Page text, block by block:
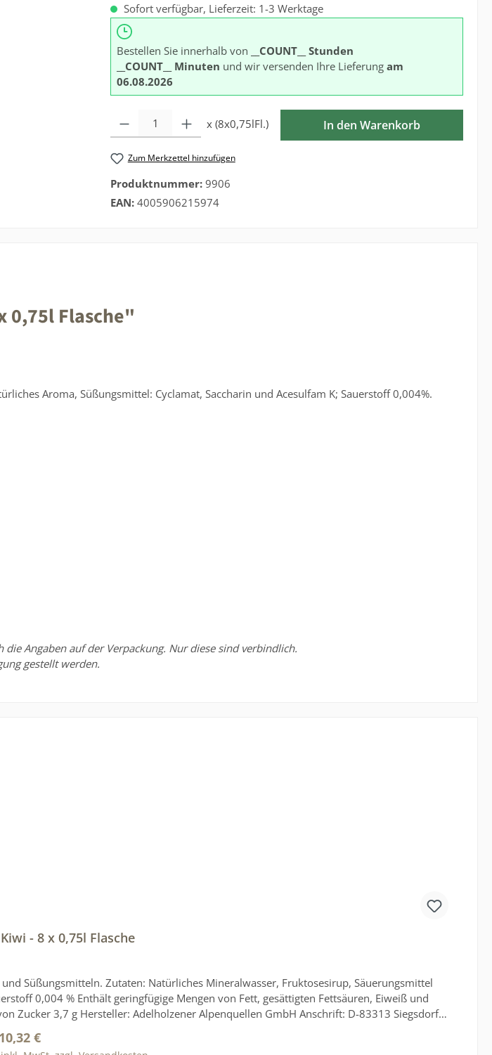
Sofort verfügbar, Lieferzeit: 1-3 Werktage
Bestellen Sie innerhalb von
__COUNT__ Stunden
__COUNT__ Minuten und wir versenden Ihre Lieferung am
06.08.2026
Produkt Anzahl: Gib den gewünschten Wert ein oder benutze die
x (8x0,75lFl.) In den Warenkorb
Zum Merkzettel hinzufügen
Produktnummer: 9906
EAN: 4005906215974
0,75l Flasche"
Aroma, Süßungsmittel: Cyclamat, Saccharin und Acesulfam K; Sauerstoff 0,004%.
Angaben auf der Verpackung. Nur diese sind verbindlich.
gestellt werden.
- 8 x 0,75l Flasche
Süßungsmitteln. Zutaten: Natürliches Mineralwasser, Fruktosesirup, Säuerungsmittel
Fettsäuren, Eiweiß und
Zucker 3,7 g Hersteller: Adelholzener Alpenquellen GmbH Anschrift: D-83313 Siegsdorf,
prüfen Sie zusätzlich die Angaben auf der Verpackung. Nur diese sind verbindlich. Dies
Regulärer Preis:
10,32 €